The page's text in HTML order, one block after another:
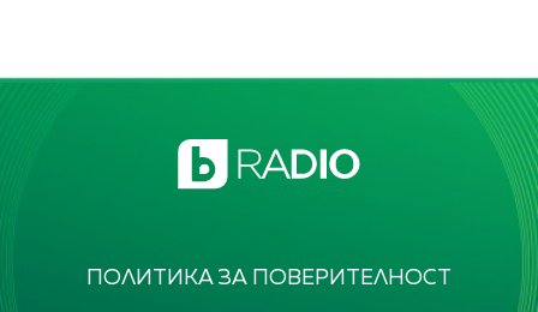
ПОЛИТИКА ЗА ПОВЕРИТЕЛНОСТ